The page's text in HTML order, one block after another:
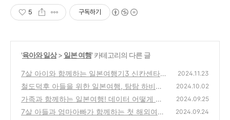
5 구독하기
'육아와 일상> 일본 여행' 카테고리의 다른 글
7살 아이와 함께하는 일본여행기3 신칸센타고
후지산 보러 신후지역으로!
(1)
2024.11.23
철도덕후 아들을 위한 일본여행, 탐탐 하비샵
아키하바라 - 철도모형 디오라마 구매기!
2024.10.02
가족과 함께하는 일본여행! 데이터 어떻게 쓰
는게 가장 좋은 방법일까?
(1)
2024.09.25
7살 아들과 엄마아빠가 함께하는 첫 해외여행
2024.09.24